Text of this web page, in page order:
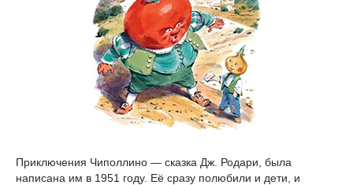
Приключения Чиполлино — сказка Дж. Родари, была
написана им в 1951 году. Её сразу полюбили и дети, и